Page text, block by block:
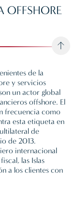
OFFSHORE
de la
y servicios
un actor global
offshore. El
frecuencia como
esta etiqueta en
de
de 2013.
internacional
las Islas
a los clientes con